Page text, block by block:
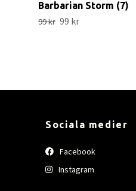
Barbarian Storm (7)
99 kr 99 kr
Sociala medier
Facebook
Instagram